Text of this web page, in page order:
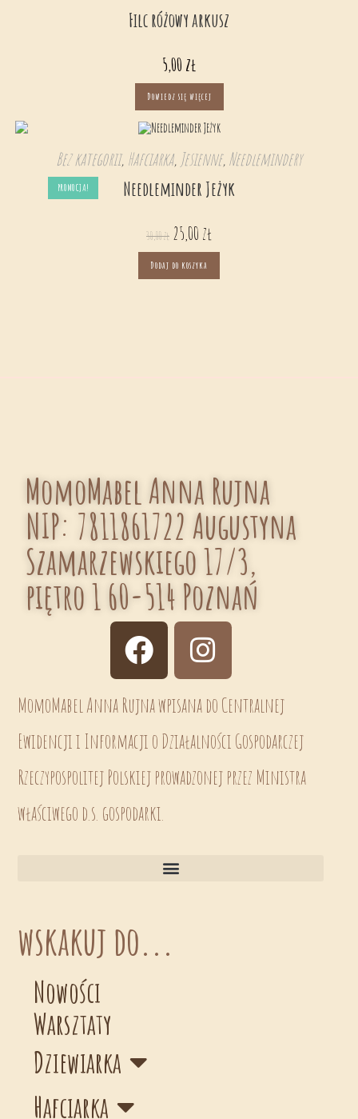
Filc różowy arkusz
5,00 zł
Dowiedz się więcej
PROMOCJA!
Bez kategorii, Hafciarka, Jesienne,Needlemindery
Needleminder Jeżyk
30,00zł 25,00 zł
Dodaj do koszyka
MomoMabel Anna Rujna
NIP: 7811861722 Augustyna
Szamarzewskiego 17/3,
piętro 1 60-514 Poznań
MomoMabel Anna Rujna wpisana do Centralnej
Ewidencji i Informacji o Działalności Gospodarczej
Rzeczypospolitej Polskiej prowadzonej przez Ministra
właściwego d.s. gospodarki.
wskakuj do...
Nowości
Warsztaty
Dziewiarka
Hafciarka